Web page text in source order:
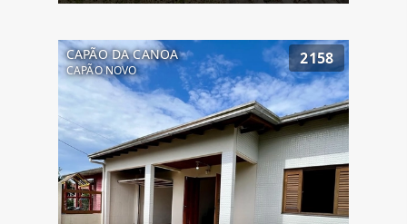
CAPÃO DA CANOA
CAPÃO NOVO
2158